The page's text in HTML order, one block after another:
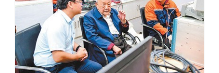
校友服务
终身学习
校友总会